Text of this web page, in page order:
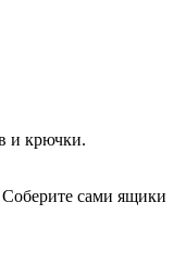
и крючки.
Соберите сами ящики